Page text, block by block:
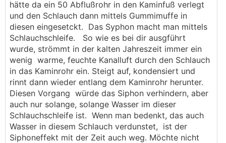
hätte da ein 50 Abflußrohr in den Kaminfuß verlegt
und den Schlauch dann mittels Gummimuffe in
diesen eingesetckt. Das Syphon macht man mittels
Schlauchschleife. So wie es bei dir ausgführt
wurde, strömmt in der kalten Jahreszeit immer ein
wenig warme, feuchte Kanalluft durch den Schlauch
in das Kaminrohr ein. Steigt auf, kondensiert und
rinnt dann wieder entlang dem Kaminrohr herunter.
Diesen Vorgang würde das Siphon verhindern, aber
auch nur solange, solange Wasser im dieser
Schlauchschleife ist. Wenn man bedenkt, das auch
Wasser in diesem Schlauch verdunstet, ist der
Siphoneffekt mit der Zeit auch weg. Möchte nicht